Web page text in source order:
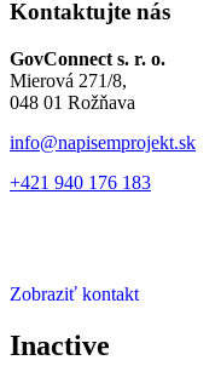
Kontaktujte nás
GovConnect s. r. o.
Mierová 271/8,
048 01 Rožňava
info@napisemprojekt.sk
+421 940 176 183
Zobraziť kontakt
Inactive